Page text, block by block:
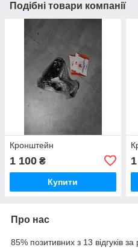
Подібні товари компанії
Кронштейн
1 100 ₴
Купити
Про нас
85% позитивних з 13 відгуків за